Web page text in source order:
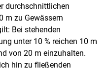
durchschnittlichen
m zu Gewässern
Bei stehenden
unter 10 % reichen 10 m
von 20 m einzuhalten.
hin zu fließenden